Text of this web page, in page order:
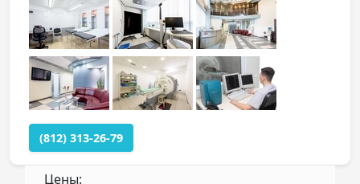
(812) 313-26-79
Цены: